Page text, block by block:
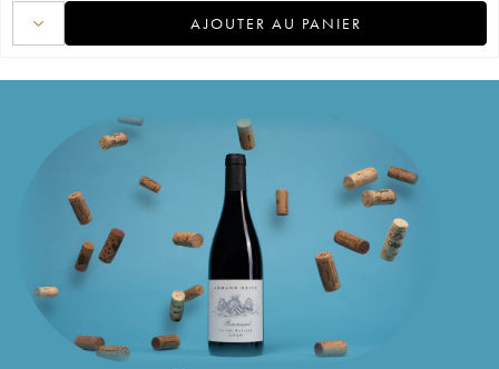
AJOUTER AU PANIER